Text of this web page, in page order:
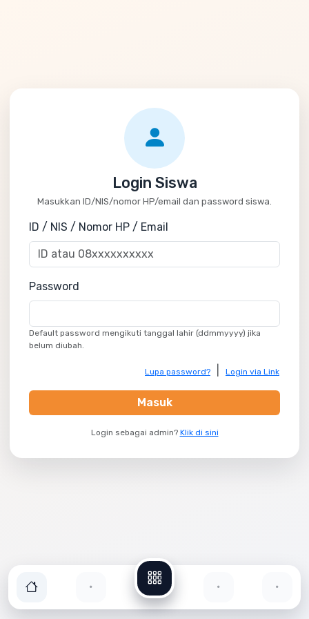
Login Siswa
Masukkan ID/NIS/nomor HP/email dan password siswa.
ID / NIS / Nomor HP / Email
Password
Default password mengikuti tanggal lahir (ddmmyyyy) jika
belum diubah.
Lupa password? Login via Link
Masuk
Login sebagai admin? Klik di sini
Eduschool © 2026